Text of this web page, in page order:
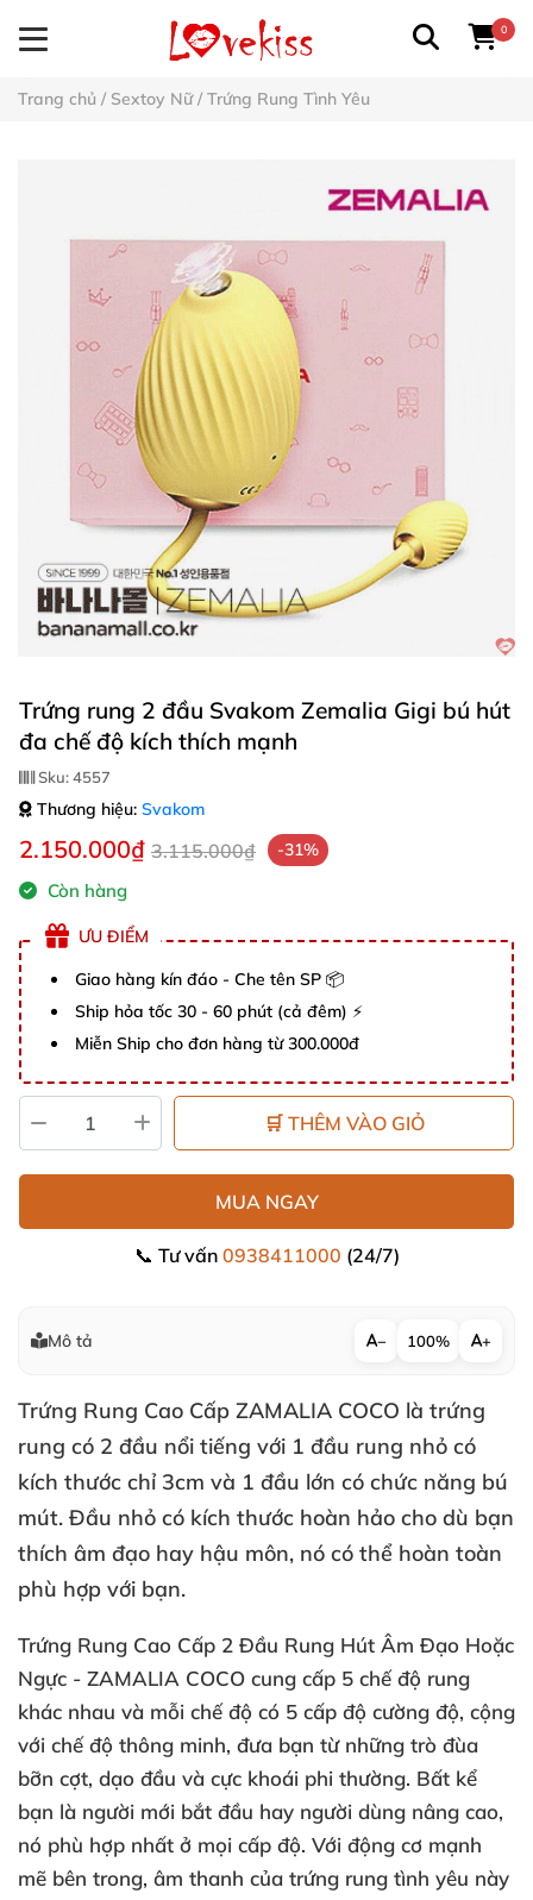
0
Trang chủ / Sextoy Nữ/ Trứng Rung Tình Yêu
Trứng rung 2 đầu Svakom Zemalia Gigi bú hút
đa chế độ kích thích mạnh
Sku:4557
Thương hiệu: Svakom
2.150.000₫ 3.115.000₫ -31%
Còn hàng
ƯU ĐIỂM
Giao hàng kín đáo - Che tên SP 📦
Ship hỏa tốc 30 - 60 phút (cả đêm) ⚡
Miễn Ship cho đơn hàng từ 300.000đ
🛒 THÊM VÀO GIỎ
MUA NGAY
📞 Tư vấn 0938411000 (24/7)
Mô tả − 100% +
Trứng Rung Cao Cấp ZAMALIA COCO là trứng
rung có 2 đầu nổi tiếng với 1 đầu rung nhỏ có
kích thước chỉ 3cm và 1 đầu lớn có chức năng bú
mút. Đầu nhỏ có kích thước hoàn hảo cho dù bạn
thích âm đạo hay hậu môn, nó có thể hoàn toàn
phù hợp với bạn.
Trứng Rung Cao Cấp 2 Đầu Rung Hút Âm Đạo Hoặc
Ngực - ZAMALIA COCO cung cấp 5 chế độ rung
khác nhau và mỗi chế độ có 5 cấp độ cường độ, cộng
với chế độ thông minh, đưa bạn từ những trò đùa
bỡn cợt, dạo đầu và cực khoái phi thường. Bất kể
bạn là người mới bắt đầu hay người dùng nâng cao,
nó phù hợp nhất ở mọi cấp độ. Với động cơ mạnh
mẽ bên trong, âm thanh của trứng rung tình yêu này